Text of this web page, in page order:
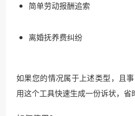
简单劳动报酬追索
离婚抚养费纠纷
如果您的情况属于上述类型，且
用这个工具快速生成一份诉状，省